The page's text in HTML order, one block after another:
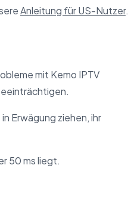
Anleitung für US-Nutzer.
mit Kemo IPTV
Erwägung ziehen, ihr
50 ms liegt.